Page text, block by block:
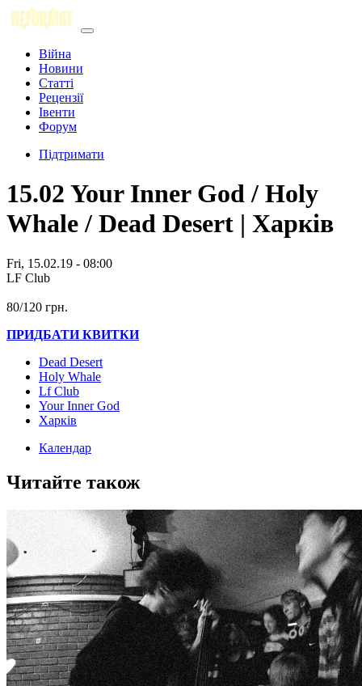
Війна
Новини
Статті
Рецензії
Івенти
Форум
Підтримати
15.02 Your Inner God / Holy
Whale / Dead Desert | Харків
Fri, 15.02.19 - 08:00
LF Club
80/120 грн.
ПРИДБАТИ КВИТКИ
Dead Desert
Holy Whale
Lf Club
Your Inner God
Харків
Календар
Читайте також